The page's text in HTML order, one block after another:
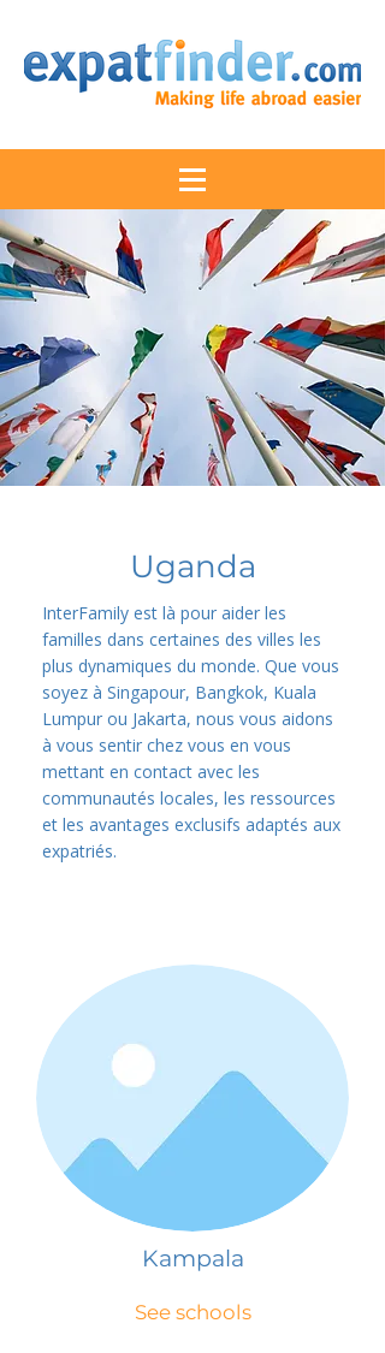
Uganda
InterFamily est là pour aider les
familles dans certaines des villes les
plus dynamiques du monde. Que vous
soyez à Singapour, Bangkok, Kuala
Lumpur ou Jakarta, nous vous aidons
à vous sentir chez vous en vous
mettant en contact avec les
communautés locales, les ressources
et les avantages exclusifs adaptés aux
expatriés.
Kampala
See schools